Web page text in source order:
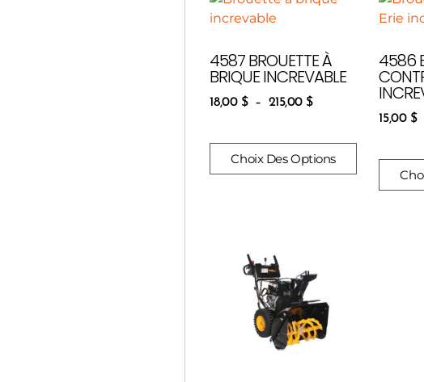
4587 BROUETTE À
BRIQUE INCREVABLE
18,00 $ – 215,00 $
Choix Des Options
4586
15,00 $